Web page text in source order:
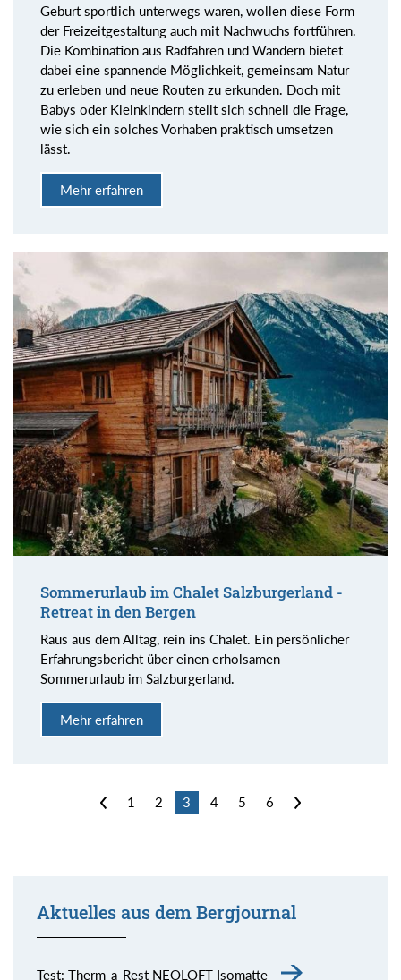
Geburt sportlich unterwegs waren, wollen diese Form
der Freizeitgestaltung auch mit Nachwuchs fortführen.
Die Kombination aus Radfahren und Wandern bietet
dabei eine spannende Möglichkeit, gemeinsam Natur
zu erleben und neue Routen zu erkunden. Doch mit
Babys oder Kleinkindern stellt sich schnell die Frage,
wie sich ein solches Vorhaben praktisch umsetzen
lässt.
Mehr erfahren
Sommerurlaub im Chalet Salzburgerland -
Retreat in den Bergen
Raus aus dem Alltag, rein ins Chalet. Ein persönlicher
Erfahrungsbericht über einen erholsamen
Sommerurlaub im Salzburgerland.
Mehr erfahren
< 1 2 3 4 5 6 >
Aktuelles aus dem Bergjournal
Test: Therm-a-Rest NEOLOFT Isomatte